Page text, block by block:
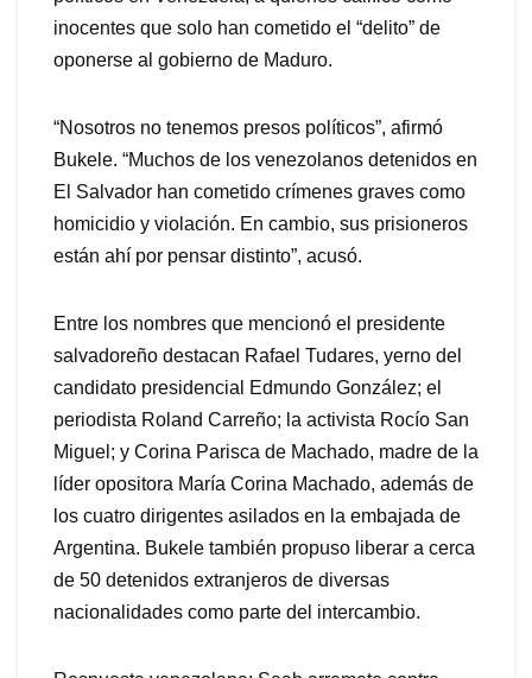
inocentes que solo han cometido el “delito” de
oponerse al gobierno de Maduro.
“Nosotros no tenemos presos políticos”, afirmó
Bukele. “Muchos de los venezolanos detenidos en
El Salvador han cometido crímenes graves como
homicidio y violación. En cambio, sus prisioneros
están ahí por pensar distinto”, acusó.
Entre los nombres que mencionó el presidente
salvadoreño destacan Rafael Tudares, yerno del
candidato presidencial Edmundo González; el
periodista Roland Carreño; la activista Rocío San
Miguel; y Corina Parisca de Machado, madre de la
líder opositora María Corina Machado, además de
los cuatro dirigentes asilados en la embajada de
Argentina. Bukele también propuso liberar a cerca
de 50 detenidos extranjeros de diversas
nacionalidades como parte del intercambio.